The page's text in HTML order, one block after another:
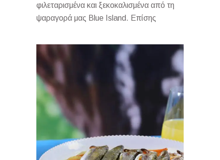
φιλεταρισμένα και ξεκοκαλισμένα από τη
ψαραγορά μας Blue Island. Επίσης